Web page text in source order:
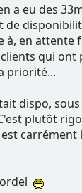
a eu des
de
à, en attente
qui ont
priorité...
dispo,
plutôt
carrément